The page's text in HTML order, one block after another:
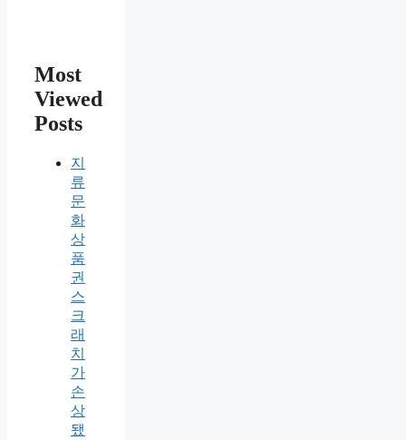
Most
Viewed
Posts
지
류
문
화
상
품
권
스
크
래
치
가
손
상
됐